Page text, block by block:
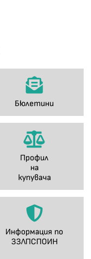
Бюлетини
Профил
на
купувача
Информация по
ЗЗЛПСПОИН